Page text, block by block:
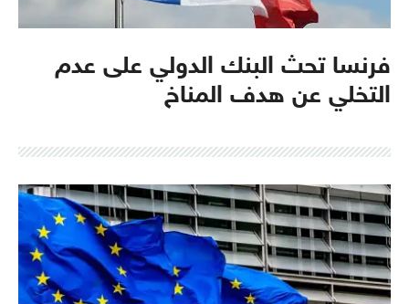
فرنسا تحث البنك الدولي على عدم
التخلي عن هدف المناخ